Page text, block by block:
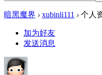
暗黑魔界 › xubinli111 › 个人
加为好友
发送消息